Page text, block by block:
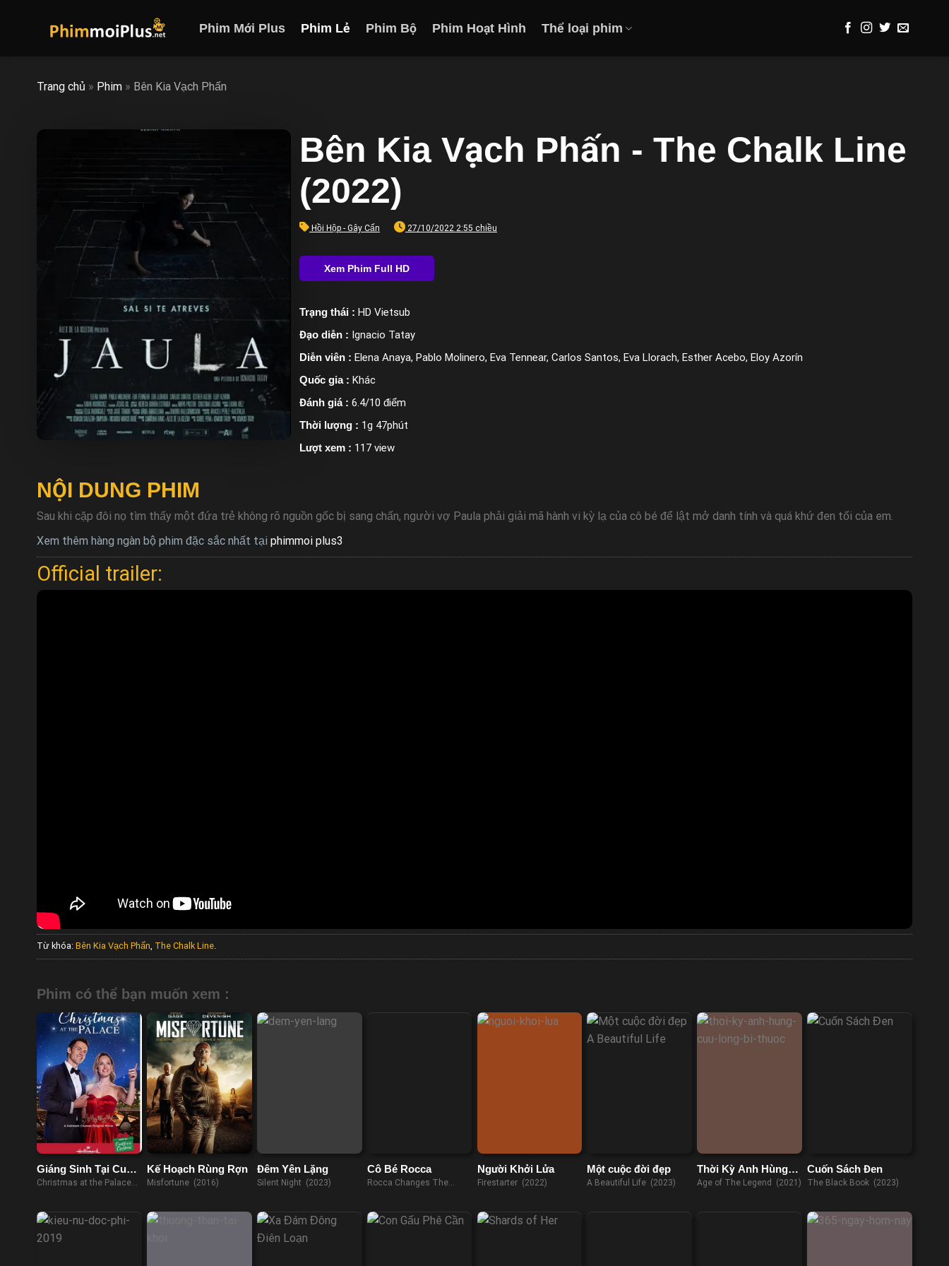
Phim Mới Plus Phim Lẻ Phim Bộ Phim Hoạt Hình Thể loại phim
Trang chủ » Phim » Bên Kia Vạch Phấn
Bên Kia Vạch Phấn - The Chalk Line
(2022)
Hồi Hộp - Gây Cấn 27/10/2022 2:55 chiều
Trạng thái : HD Vietsub
Đạo diễn : Ignacio Tatay
Diễn viên : Elena Anaya, Pablo Molinero, Eva Tennear, Carlos Santos, Eva Llorach, Esther Acebo, Eloy Azorín
Quốc gia : Khác
Đánh giá : 6.4/10 điểm
Thời lượng : 1g 47phút
Lượt xem : 117 view
NỘI DUNG PHIM
Sau khi cặp đôi nọ tìm thấy một đứa trẻ không rõ nguồn gốc bị sang chấn, người vợ Paula phải giải mã hành vi kỳ lạ của cô bé để lật mở danh tính và quá khứ đen tối của em.
Xem thêm hàng ngàn bộ phim đặc sắc nhất tại phimmoi plus3
Official trailer:
Từ khóa: Bên Kia Vạch Phấn The Chalk Line
Phim có thể bạn muốn xem :
Giáng Sinh Tại Cung
Điện
Christmas at the Palace
Kế Hoạch Rùng Rợn
Misfortune (2016)
Đêm Yên Lặng
Silent Night (2023)
Cô Bé Rocca
Rocca Changes The
Người Khởi Lửa
Firestarter (2022)
Một cuộc đời đẹp
A Beautiful Life (2023)
Thời Kỳ Anh Hùng
Cửu Long Bí Thược
Age of The Legend (2021)
Cuốn Sách Đen
The Black Book (2023)